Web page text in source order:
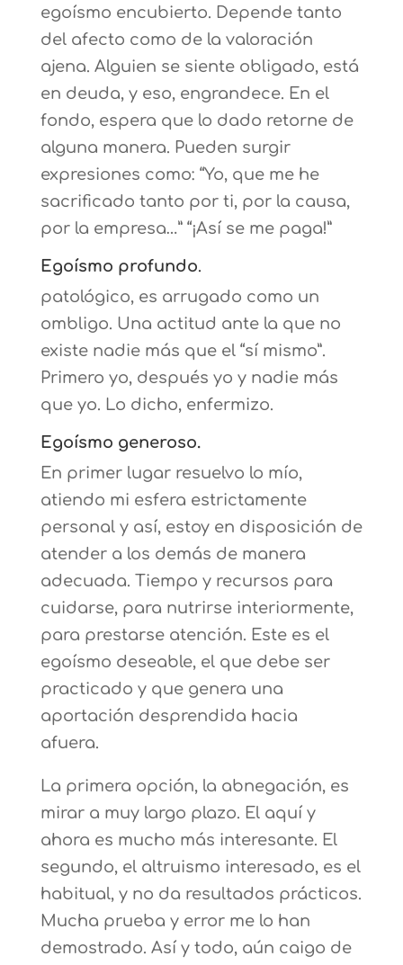
egoísmo encubierto. Depende tanto
del afecto como de la valoración
ajena. Alguien se siente obligado, está
en deuda, y eso, engrandece. En el
fondo, espera que lo dado retorne de
alguna manera. Pueden surgir
expresiones como: “Yo, que me he
sacrificado tanto por ti, por la causa,
por la empresa…” “¡Así se me paga!”
Egoísmo profundo.
patológico, es arrugado como un
ombligo. Una actitud ante la que no
existe nadie más que el “sí mismo”.
Primero yo, después yo y nadie más
que yo. Lo dicho, enfermizo.
Egoísmo generoso.
En primer lugar resuelvo lo mío,
atiendo mi esfera estrictamente
personal y así, estoy en disposición de
atender a los demás de manera
adecuada. Tiempo y recursos para
cuidarse, para nutrirse interiormente,
para prestarse atención. Este es el
egoísmo deseable, el que debe ser
practicado y que genera una
aportación desprendida hacia
afuera.
La primera opción, la abnegación, es
mirar a muy largo plazo. El aquí y
ahora es mucho más interesante. El
segundo, el altruismo interesado, es el
habitual, y no da resultados prácticos.
Mucha prueba y error me lo han
demostrado. Así y todo, aún caigo de